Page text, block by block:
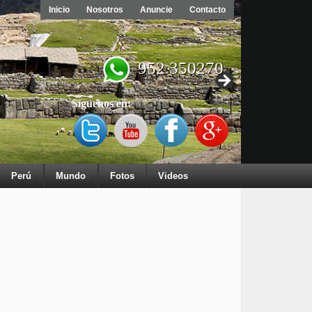
Inicio Nosotros Anuncie Contacto
952 350270
Síguenos en:
Perú Mundo Fotos Videos